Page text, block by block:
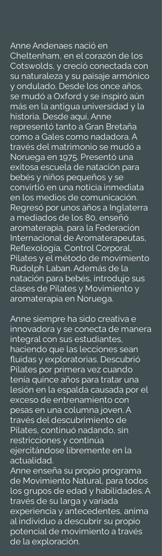
Anne Andenaes nació en
Cheltenham, en el corazón de los
Cotswolds, y creció conectada con
su naturaleza y su paisaje armónico
y ondulado. Desde los once años,
se mudó a Oxford y se inspiró aún
más en la antigua universidad y la
historia. Desde aquí, Anne
representó tanto a Gran Bretaña
como a Gales como nadadora. A
través del matrimonio se mudó a
Noruega en 1975. Presentó una
exitosa escuela de natación para
bebés y niños pequeños y se
convirtió en una noticia inmediata
en los medios de comunicación.
Regresó por unos años a Inglaterra
a mediados de los 80, enseñó
aromaterapia, para la Federación
Internacional de Aromaterapeutas,
Reflexología, Control Corporal,
Pilates y el método de movimiento
Rudolph Laban. Además de la
natación para bebés, introdujo sus
clases de Pilates y Movimiento y
aromaterapia en Noruega.
Anne siempre ha sido creativa e
innovadora y se conecta de manera
integral con sus estudiantes,
haciendo que las lecciones sean
fluidas y exploratorias. Descubrió
Pilates por primera vez cuando
tenía quince años para tratar una
lesión en la espalda causada por el
exceso de entrenamiento con
pesas en una columna joven. A
través del descubrimiento de
Pilates, continuó nadando, sin
restricciones y continúa
ejercitándose libremente en la
actualidad.
Anne enseña su propio programa
de Movimiento Natural, para todos
los grupos de edad y habilidades. A
través de su larga y variada
experiencia y antecedentes, anima
al individuo a descubrir su propio
potencial de movimiento a través
de la exploración.